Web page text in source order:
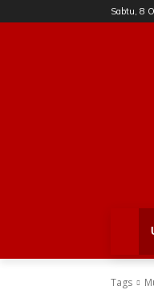
Sabtu, 8
Tags